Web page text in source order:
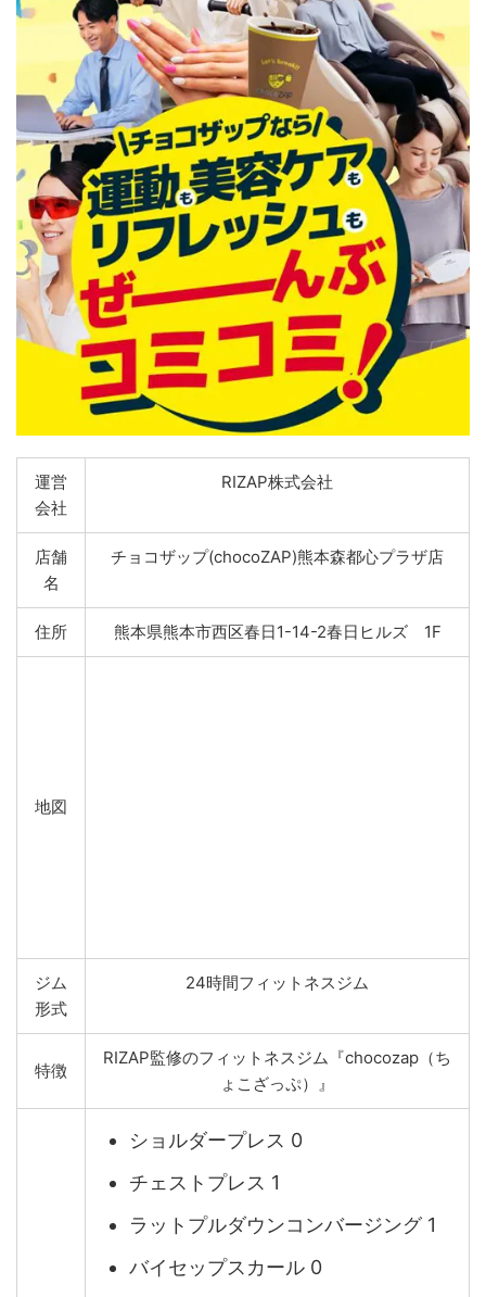
運営
会社
RIZAP株式会社
店舗
名
チョコザップ(chocoZAP)熊本森都心プラザ店
住所 熊本県熊本市西区春日1-14-2春日ヒルズ 1F
地図
ジム
形式
24時間フィットネスジム
特徴
RIZAP監修のフィットネスジム『chocozap（ち
ょこざっぷ）』
ショルダープレス 0
チェストプレス 1
ラットプルダウンコンバージング 1
バイセップスカール 0